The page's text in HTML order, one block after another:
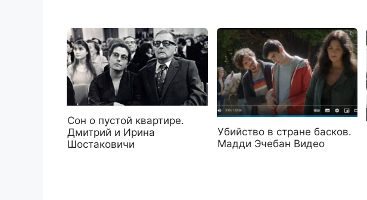
Сон о пустой квартире.
Дмитрий и Ирина
Шостаковичи
Убийство в стране басков.
Мадди Эчебан Видео